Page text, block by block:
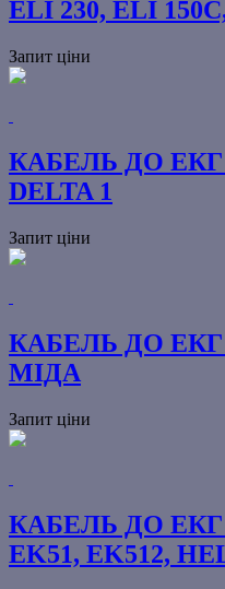
ELI 230, ELI
Запит ціни
КАБЕЛЬ ДО ЕКГ
DELTA 1
Запит ціни
КАБЕЛЬ ДО ЕКГ
МІДА
Запит ціни
КАБЕЛЬ ДО ЕКГ
EK51, EK512,